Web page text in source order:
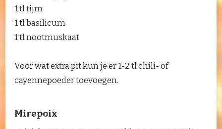
1 tl tijm
1 tl basilicum
1 tl nootmuskaat
Voor wat extra pit kun je er 1-2 tl chili- of
cayennepoeder toevoegen.
Mirepoix